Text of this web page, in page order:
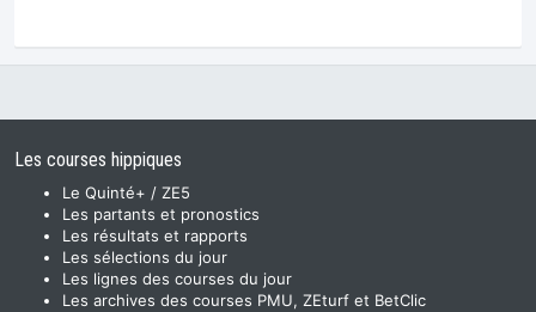
Les courses hippiques
Le Quinté+ / ZE5
Les partants et pronostics
Les résultats et rapports
Les sélections du jour
Les lignes des courses du jour
Les archives des courses PMU, ZEturf et BetClic